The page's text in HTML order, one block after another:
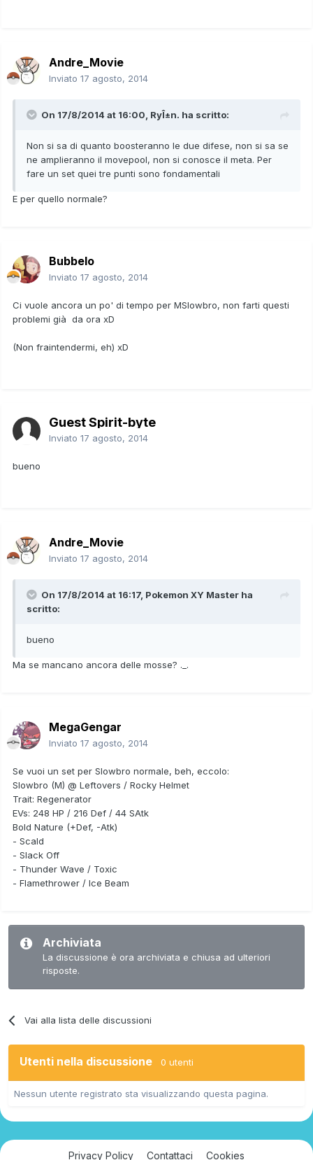
Andre_Movie
Inviato 17 agosto, 2014
On 17/8/2014 at 16:00, RyÎ±n. ha scritto:
Non si sa di quanto boosteranno le due difese, non si sa se
ne amplieranno il movepool, non si conosce il meta. Per
fare un set quei tre punti sono fondamentali
E per quello normale?
Bubbelo
Inviato 17 agosto, 2014
Ci vuole ancora un po' di tempo per MSlowbro, non farti questi
problemi già da ora xD
(Non fraintendermi, eh) xD
Guest Spirit-byte
Inviato 17 agosto, 2014
bueno
Andre_Movie
Inviato 17 agosto, 2014
On 17/8/2014 at 16:17, Pokemon XY Master ha
scritto:
bueno
Ma se mancano ancora delle mosse? ._.
MegaGengar
Inviato 17 agosto, 2014
Se vuoi un set per Slowbro normale, beh, eccolo:
Slowbro (M) @ Leftovers / Rocky Helmet
Trait: Regenerator
EVs: 248 HP / 216 Def / 44 SAtk
Bold Nature (+Def, -Atk)
- Scald
- Slack Off
- Thunder Wave / Toxic
- Flamethrower / Ice Beam
Archiviata
La discussione è ora archiviata e chiusa ad ulteriori
risposte.
Vai alla lista delle discussioni
Utenti nella discussione 0 utenti
Nessun utente registrato sta visualizzando questa pagina.
Privacy Policy Contattaci Cookies